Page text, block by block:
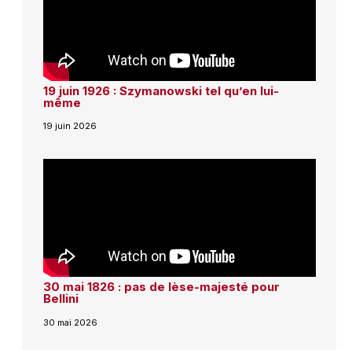
19 juin 1926 : Szymanowski tel qu’en lui-
même
19 juin 2026
30 mai 1826 : pas de lèse-majesté pour
Bellini
30 mai 2026